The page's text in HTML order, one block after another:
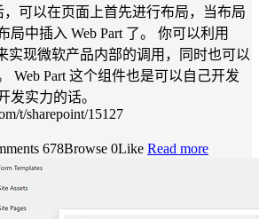
，可以在页面上首先进行布局，当布局
局中插入 Web Part 了。 你可以利用
实现微软产品内部的调用，同时也可以
Web Part 这个组件也是可以自己开发
发实力的话。
t/sharepoint/15127
678Browse 0Like Read more